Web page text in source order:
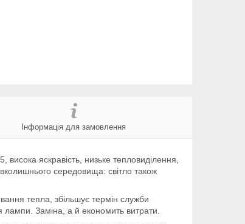
Інформація для замовлення
висока яскравість, низьке тепловиділення,
середовища: світло також
тепла, збільшує термін служби
лампи. Заміна, а й економить витрати.